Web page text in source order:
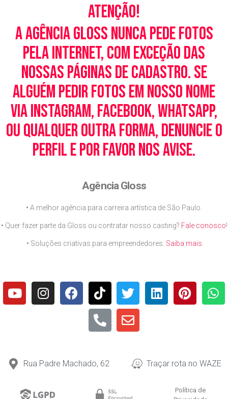
Atenção!
A Agência Gloss nunca pede fotos
pela Internet, com exceção das
nossas páginas de cadastro. Se
alguém pedir fotos em nosso nome
via Instagram, Facebook, WhatsApp,
ou qualquer outra forma, denuncie o
perfil e por favor nos avise.
Agência Gloss
• A melhor agência para carreira artística de São Paulo.
• Quer fazer parte da Gloss ou contratar nosso casting? Fale conosco!
• Soluções criativas para empreendedores. Saiba mais
Rua Padre Machado, 62 Traçar rota no WAZE
Política de